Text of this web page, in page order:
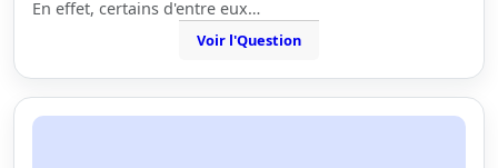
En effet, certains d'entre eux…
Voir l'Question